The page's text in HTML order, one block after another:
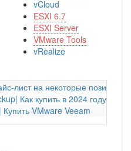
vCloud
ESXI 6.7
ESXI Server
VMware Tools
vRealize
лист на некоторые позиции
Как купить в 2024 году?
VMware Veeam